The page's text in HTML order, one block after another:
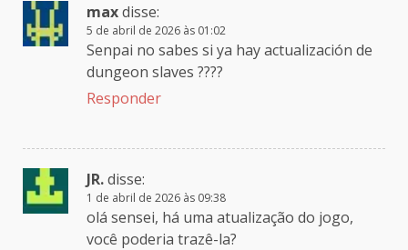
maxdisse:
5 de abril de 2026 às 01:02
Senpai no sabes si ya hay actualización de
dungeon slaves ????
Responder
JR.disse:
1 de abril de 2026 às 09:38
olá sensei, há uma atualização do jogo,
você poderia trazê-la?